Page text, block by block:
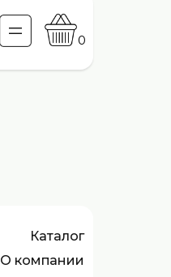
0
Каталог
О компании